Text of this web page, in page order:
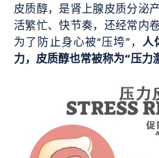
皮质醇，是肾上腺皮质分泌
活繁忙、快节奏，还经常内
为了防止身心被“压垮”， 人
力，皮质醇也常被称为“压力